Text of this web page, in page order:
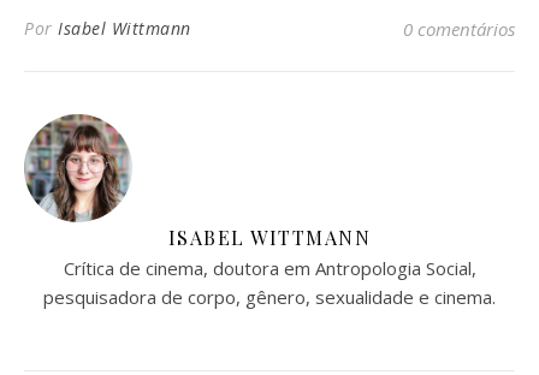
Por Isabel Wittmann 0 comentários
ISABEL WITTMANN
Crítica de cinema, doutora em Antropologia Social,
pesquisadora de corpo, gênero, sexualidade e cinema.